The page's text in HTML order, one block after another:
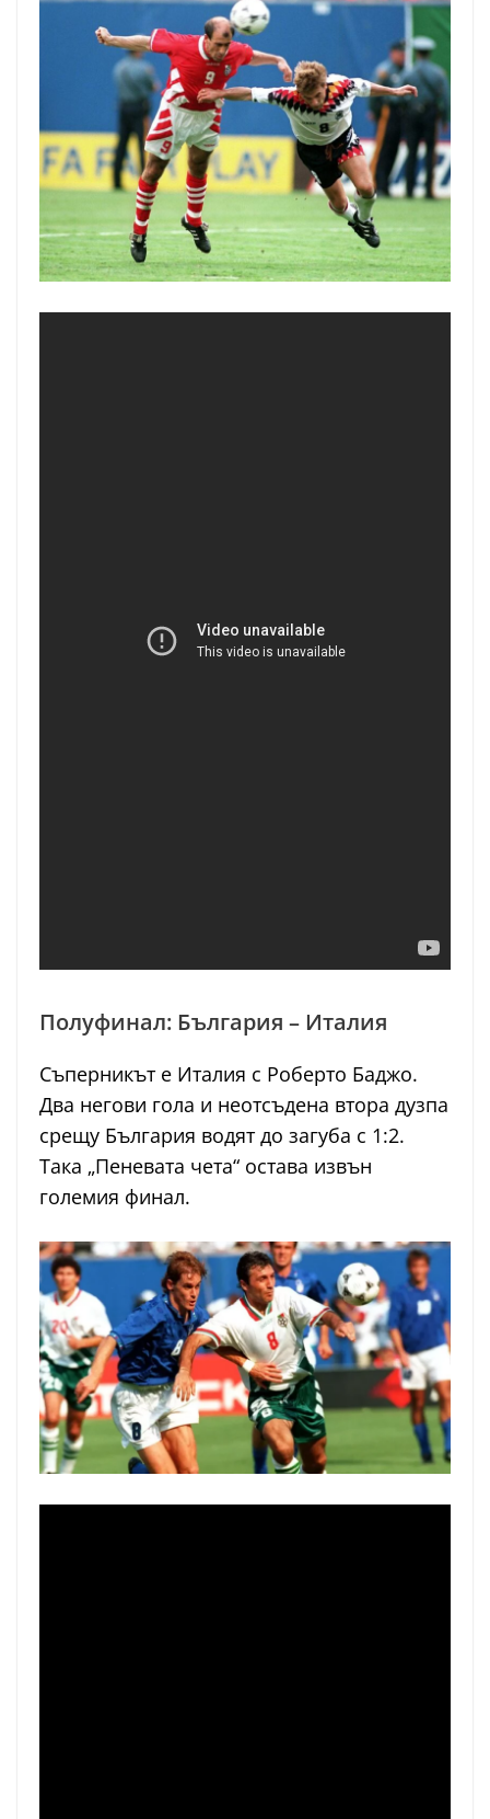
Полуфинал: България – Италия
Съперникът е Италия с Роберто Баджо.
Два негови гола и неотсъдена втора дузпа
срещу България водят до загуба с 1:2.
Така „Пеневата чета“ остава извън
големия финал.